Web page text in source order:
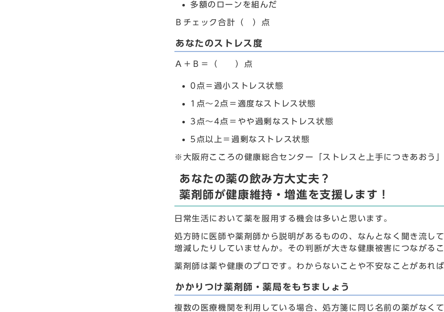
多額のローンを組んだ
Ｂチェック合計（ ）点
あなたのストレス度
Ａ＋Ｂ＝（ ）点
0点＝過小ストレス状態
1点～2点＝適度なストレス状態
3点～4点＝やや過剰なストレス状態
5点以上＝過剰なストレス状態
※大阪府こころの健康総合センター「ストレスと上手につきあおう」
あなたの薬の飲み方大丈夫？
薬剤師が健康維持・増進を支援します！
日常生活において薬を服用する機会は多いと思います。
処方時に医師や薬剤師から説明があるものの、なんとなく聞き流し
増減したりしていませんか。その判断が大きな健康被害につながる
薬剤師は薬や健康のプロです。わからないことや不安なことがあれ
かかりつけ薬剤師・薬局をもちましょう
複数の医療機関を利用している場合、処方箋に同じ名前の薬がなく